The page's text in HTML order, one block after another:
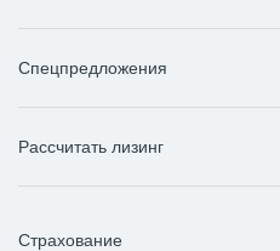
Спецпредложения
Рассчитать лизинг
Страхование